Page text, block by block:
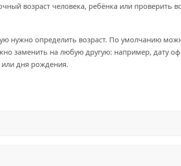
возраст человека, ребёнка или проверить
нужно определить возраст. По умолчанию
заменить на любую другую: например, дату
или дня рождения.